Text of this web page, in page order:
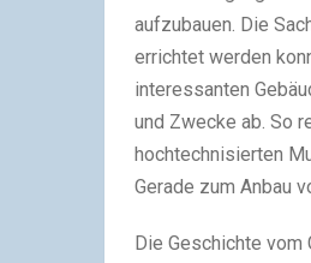
aufzubauen. Die
errichtet werden
interessanten
und Zwecke ab. So
hochtechnisierten
Gerade zum Anbau
Die Geschichte vom